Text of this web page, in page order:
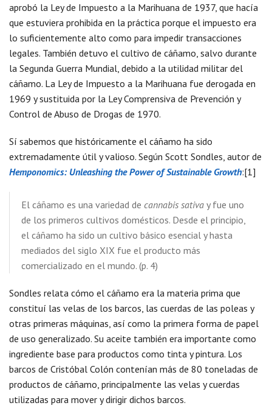
aprobó la Ley de Impuesto a la Marihuana de 1937, que hacía
que estuviera prohibida en la práctica porque el impuesto era
lo suficientemente alto como para impedir transacciones
legales. También detuvo el cultivo de cáñamo, salvo durante
la Segunda Guerra Mundial, debido a la utilidad militar del
cáñamo. La Ley de Impuesto a la Marihuana fue derogada en
1969 y sustituida por la Ley Comprensiva de Prevención y
Control de Abuso de Drogas de 1970.
Sí sabemos que históricamente el cáñamo ha sido
extremadamente útil y valioso. Según Scott Sondles, autor de
Hemponomics: Unleashing the Power of Sustainable Growth:[1]
El cáñamo es una variedad de cannabis sativa y fue uno
de los primeros cultivos domésticos. Desde el principio,
el cáñamo ha sido un cultivo básico esencial y hasta
mediados del siglo XIX fue el producto más
comercializado en el mundo. (p. 4)
Sondles relata cómo el cáñamo era la materia prima que
constituí las velas de los barcos, las cuerdas de las poleas y
otras primeras máquinas, así como la primera forma de papel
de uso generalizado. Su aceite también era importante como
ingrediente base para productos como tinta y pintura. Los
barcos de Cristóbal Colón contenían más de 80 toneladas de
productos de cáñamo, principalmente las velas y cuerdas
utilizadas para mover y dirigir dichos barcos.